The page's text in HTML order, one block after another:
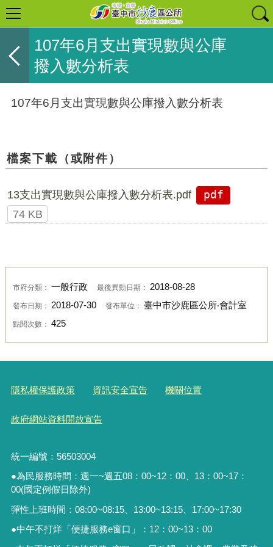
107年6月支出實現數與公庫
撥入數分析表
107年6月支出實現數與公庫撥入數分析表
檔案下載（或附件）
13支出實現數與公庫撥入數分析表.pdf
pdf
74 KB
市府分類： 一般行政 最後異動日期： 2018-08-28
發布日期： 2018-07-30 發布單位： 臺中市沙鹿區公所‧會計室
點閱次數： 425
隱私權保護政策 資訊安全宣告 機關位置
政府網站資料開放宣告
統一編號：56503004
●為民服務時間：週一~週五08：00~12：00、13：00~17：
00(國定例假日除外)
彈性上班時間：08:00~08:15、13:00~13:15、17:00~17:30
●中午不打烊「便捷服務e窗口」： 12： 00~13： 00